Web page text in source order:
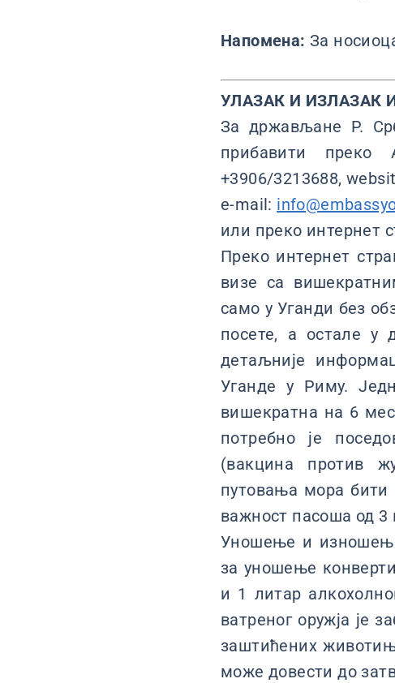
Напомена: За
УЛАЗАК И ИЗЛАЗАК
За држављане Р.
прибавити преко
+3906/3213688,
e-mail:
или преко интернет
Преко интернет
визе са
само у Уганди без
посете, а остале у
детаљније
Уганде у Риму.
вишекратна на 6
потребно је
(вакцина против
путовања мора бити
важност пасоша од 3
Уношење и
за уношење
и 1 литар
ватреног оружја је
заштићених
може довести до